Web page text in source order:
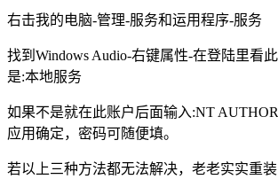
右击我的电脑-管理-服务和运用程序-服务
找到Windows Audio-右键属性-在登陆里看
是:本地服务
如果不是就在此账户后面输入:NT
应用确定，密码可随便填。
若以上三种方法都无法解决，老老实实重装